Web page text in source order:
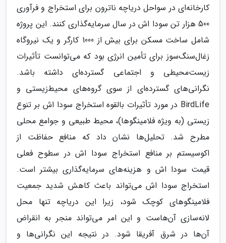
کارخانه‌ای در سواحل دریاچه ناترون برای استخراج و فرآوری
500 هزار تن سودا اش در سال سرمایه‌گذاری کنند. این پروژه
شامل ساخت مسکن برای بیش از 1000 کارگر و یک نیروگاه
زغال‌سنگ‌سوز برای تأمین انرژی بود که می‌توانست تأثیرات
زیست‌محیطی و اجتماعی گسترده‌ای داشته باشد.
نگرانی‌های گسترده‌ای از سوی گروه‌های محیط‌زیستی و
BirdLife در مورد تأثیرات بالقوه استخراج سودا اش بر تنوع
زیستی (به ویژه فلامینگوها)، محیط طبیعی و جوامع محلی
مطرح شد. تحلیل‌ها نشان داد که منافع حفاظت از
اکوسیستم بر منافع استخراج سودا اش در سطوح فعلی
قیمت سودا اش و هزینه‌های سرمایه‌گذاری بیشتر است.
استخراج سودا اش می‌تواند باعث کاهش شدید جمعیت
فلامینگوهای کوچک شود، زیرا این دریاچه تنها محل
لانه‌سازی آن‌هاست و این امر می‌تواند منجر به انقراض
آن‌ها در شرق آفریقا شود. در نتیجه این نگرانی‌ها و